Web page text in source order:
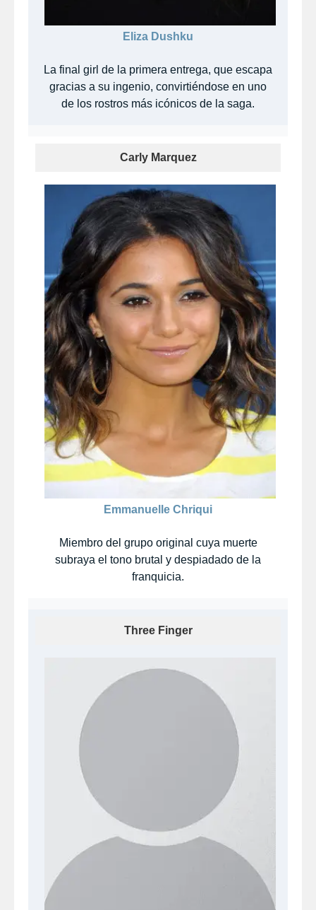
Eliza Dushku
La final girl de la primera entrega, que escapa
gracias a su ingenio, convirtiéndose en uno
de los rostros más icónicos de la saga.
Carly Marquez
Emmanuelle Chriqui
Miembro del grupo original cuya muerte
subraya el tono brutal y despiadado de la
franquicia.
Three Finger